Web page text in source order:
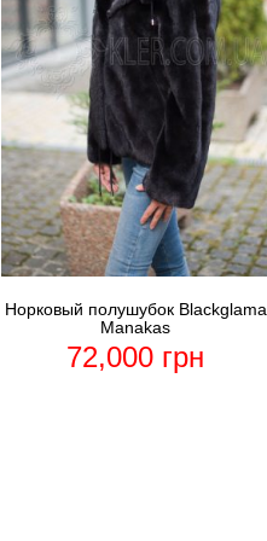
Норковый полушубок Blackglama
Manakas
72,000 грн